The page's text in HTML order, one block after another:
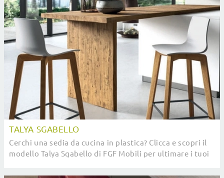
TALYA SGABELLO
Cerchi una sedia da cucina in plastica? Clicca e scopri il
modello Talya Sgabello di FGF Mobili per ultimare i tuoi